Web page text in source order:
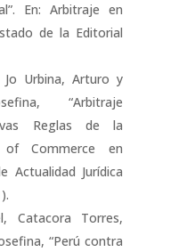
En: Arbitraje en
de la Editorial
Jo Urbina, Arturo y
“Arbitraje
Reglas de la
of Commerce en
Actualidad Jurídica
Catacora Torres,
“Perú contra